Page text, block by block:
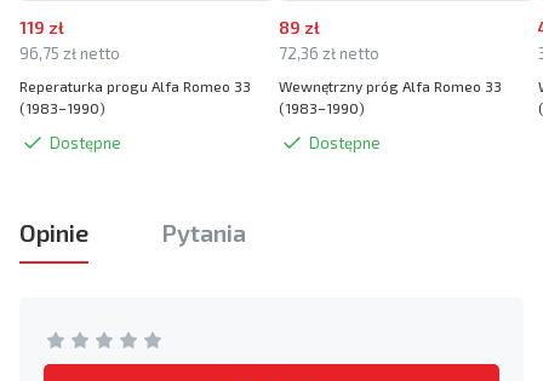
119 zł
96,75 zł netto
Reperaturka progu Alfa Romeo 33
(1983–1990)
Dostępne
89 zł
72,36 zł netto
Wewnętrzny próg Alfa Romeo 33
(1983–1990)
Dostępne
Opinie Pytania